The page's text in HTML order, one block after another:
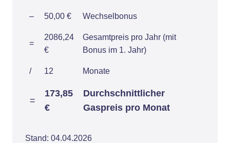
– 50,00 € Wechselbonus
=
2086,24
€
Gesamtpreis pro Jahr (mit
Bonus im 1. Jahr)
/ 12 Monate
=
173,85
€
Durchschnittlicher
Gaspreis pro Monat
Stand: 04.04.2026